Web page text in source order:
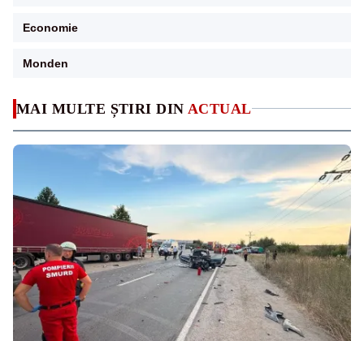
MAI MULTE ȘTIRI DIN ACTUAL
Economie
Monden